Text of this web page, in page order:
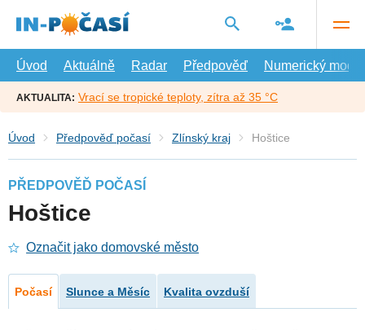
hlavní
Úvod
Aktuálně Radar Předpověď Numerický model
AKTUALITA: Vrací se tropické teploty, zítra až 35 °C
Úvod Předpověď počasí Zlínský kraj Hoštice
PŘEDPOVĚĎ POČASÍ
Hoštice
Označit jako domovské město
Počasí Slunce a Měsíc Kvalita ovzduší